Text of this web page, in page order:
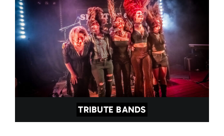
TRIBUTE BANDS